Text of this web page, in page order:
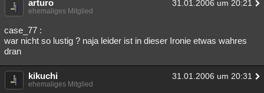
arturo 31.01.2006 um 20:21
ehemaliges Mitglied
case_77 :
war nicht so lustig ? naja leider ist in dieser Ironie etwas wahres
dran
kikuchi 31.01.2006 um 20:31
ehemaliges Mitglied